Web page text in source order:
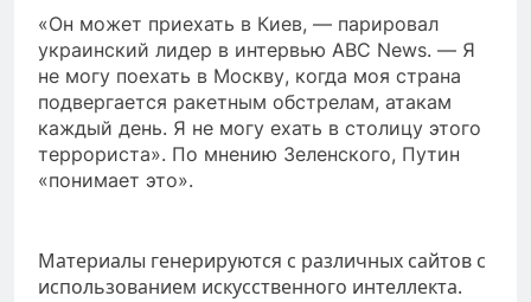
«Он может приехать в Киев, — парировал
украинский лидер в интервью ABC News. — Я
не могу поехать в Москву, когда моя страна
подвергается ракетным обстрелам, атакам
каждый день. Я не могу ехать в столицу этого
террориста». По мнению Зеленского, Путин
«понимает это».
Материалы генерируются с различных сайтов с
использованием искусственного интеллекта.